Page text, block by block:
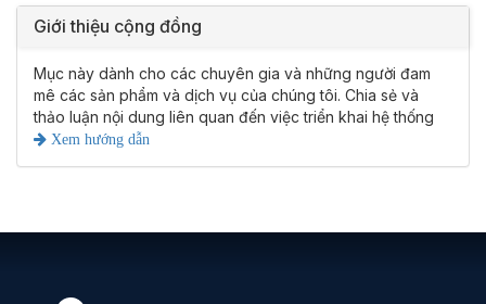
Giới thiệu cộng đồng
Mục này dành cho các chuyên gia và những người đam
mê các sản phẩm và dịch vụ của chúng tôi. Chia sẻ và
thảo luận nội dung liên quan đến việc triển khai hệ thống
Xem hướng dẫn